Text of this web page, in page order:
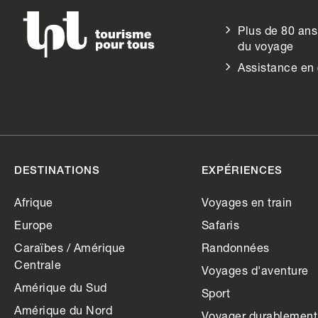
Plus de 80
du voyage
Assistance
DESTINATIONS
Afrique
Europe
Caraïbes / Amérique
Centrale
Amérique du Sud
Amérique du Nord
EXPÉRIENCES
Voyages en train
Safaris
Randonnées
Voyages d'aventure
Sport
Voyager durablement